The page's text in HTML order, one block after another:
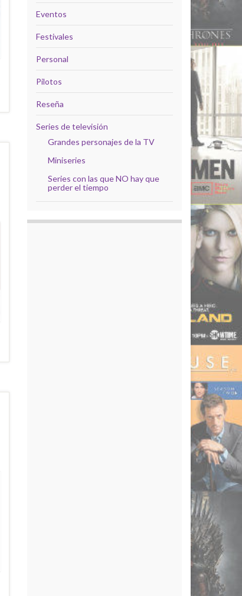
Eventos
Festivales
Personal
Pilotos
Reseña
Series de televisión
Grandes personajes de la TV
Miniseries
Series con las que NO hay que
perder el tiempo